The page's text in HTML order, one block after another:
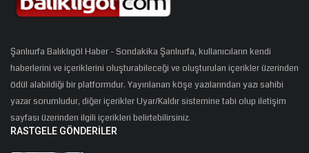
Şanlıurfa Balıklıgöl Haber - Sondakika Şanlıurfa, kullanıcıların kendi
haberlerini ve içeriklerini oluşturabileceği ve oluşturulan içerikler üzerinden
ödül alabildiği bir platformdur. Yayınlanan köşe yazılarından yazı sahibi
yazar sorumludur, diğer içerikler Uyar/Kaldır sistemine tabi olup iletişim
sayfası üzerinden ilgili içerikleri belirtebilirsiniz.
RASTGELE GÖNDERILER